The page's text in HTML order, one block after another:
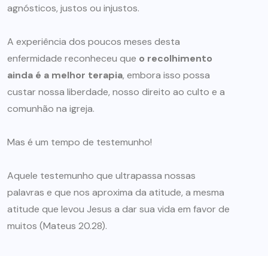
agnósticos, justos ou injustos.
A experiência dos poucos meses desta
enfermidade reconheceu que o recolhimento
ainda é a melhor terapia, embora isso possa
custar nossa liberdade, nosso direito ao culto e a
comunhão na igreja.
Mas é um tempo de testemunho!
Aquele testemunho que ultrapassa nossas
palavras e que nos aproxima da atitude, a mesma
atitude que levou Jesus a dar sua vida em favor de
muitos (Mateus 20.28).